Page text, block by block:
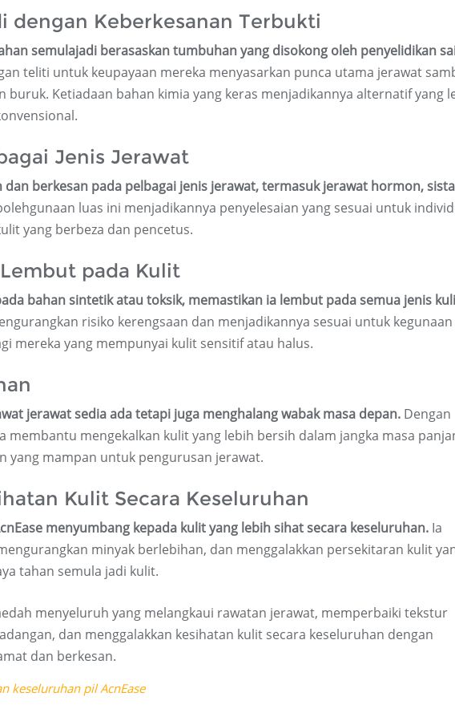
dengan Keberkesanan Terbukti
semulajadi berasaskan tumbuhan yang disokong oleh penyelidikan
teliti untuk keupayaan mereka menyasarkan punca utama jerawat
buruk. Ketiadaan bahan kimia yang keras menjadikannya alternatif yang
Jenis Jerawat
dan berkesan pada pelbagai jenis jerawat, termasuk jerawat hormon,
luas ini menjadikannya penyelesaian yang sesuai untuk
yang berbeza dan pencetus.
pada Kulit
bahan sintetik atau toksik, memastikan ia lembut pada semua jenis
risiko kerengsaan dan menjadikannya sesuai untuk kegunaan
mereka yang mempunyai kulit sensitif atau halus.
jerawat sedia ada tetapi juga menghalang wabak masa depan. Dengan
membantu mengekalkan kulit yang lebih bersih dalam jangka masa
yang mampan untuk pengurusan jerawat.
Kulit Secara Keseluruhan
menyumbang kepada kulit yang lebih sihat secara keseluruhan. Ia
minyak berlebihan, dan menggalakkan persekitaran kulit
tahan semula jadi kulit.
menyeluruh yang melangkaui rawatan jerawat, memperbaiki tekstur
dan menggalakkan kesihatan kulit secara keseluruhan dengan
dan berkesan.
keseluruhan pil AcnEase